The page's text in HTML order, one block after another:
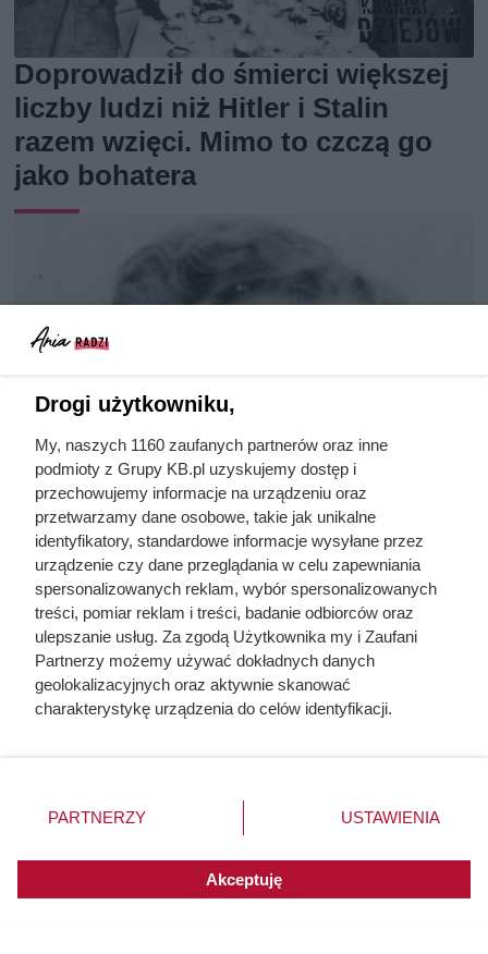
Doprowadził do śmierci większej
liczby ludzi niż Hitler i Stalin
razem wzięci. Mimo to czczą go
jako bohatera
Kat w spódnicy. Najokrutniejsza
nadzorczyni Auschwitz przed
Drogi użytkowniku,
My, naszych 1160 zaufanych partnerów oraz inne
podmioty z Grupy KB.pl uzyskujemy dostęp i
przechowujemy informacje na urządzeniu oraz
przetwarzamy dane osobowe, takie jak unikalne
identyfikatory, standardowe informacje wysyłane przez
urządzenie czy dane przeglądania w celu zapewniania
spersonalizowanych reklam, wybór spersonalizowanych
treści, pomiar reklam i treści, badanie odbiorców oraz
ulepszanie usług. Za zgodą Użytkownika my i Zaufani
Partnerzy możemy używać dokładnych danych
geolokalizacyjnych oraz aktywnie skanować
charakterystykę urządzenia do celów identyfikacji.
zmienić/wycofać klikając przycisk ustawień prywatności
znajdujący się w lewym dolnym rogu strony. Niektóre
użytkownika, ale masz prawo sprzeciwić się takiemu
przetwarzaniu. Preferencje będą miały zastosowania do
PARTNERZY USTAWIENIA
Akceptuję